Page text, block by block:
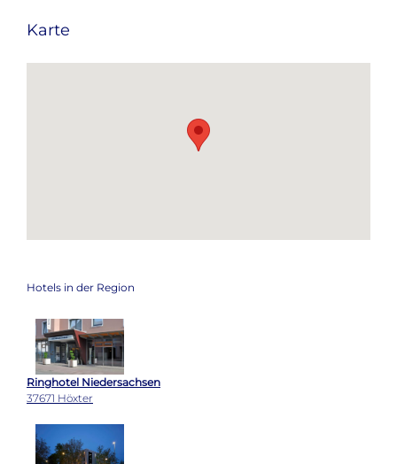
Karte
Hotels in der Region
Ringhotel Niedersachsen
37671 Höxter